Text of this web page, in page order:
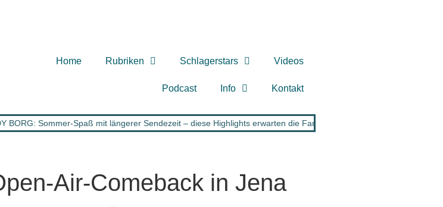
Home Rubriken Schlagerstars Videos
Podcast Info Kontakt
BORG: Sommer-Spaß mit längerer Sendezeit – diese Highlights erwarten die Fans
Air-Comeback in Jena